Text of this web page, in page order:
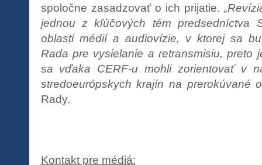
spoločne zasadzovať o ich prijatie.
jednou z kľúčových tém predsedníctva
oblasti médií a audiovízie, v ktorej sa
Rada pre vysielanie a retransmisiu, preto
sa vďaka CERF-u mohli zorientovať v
stredoeurópskych krajín na prerokúvané
Rady.
Kontakt pre médiá: